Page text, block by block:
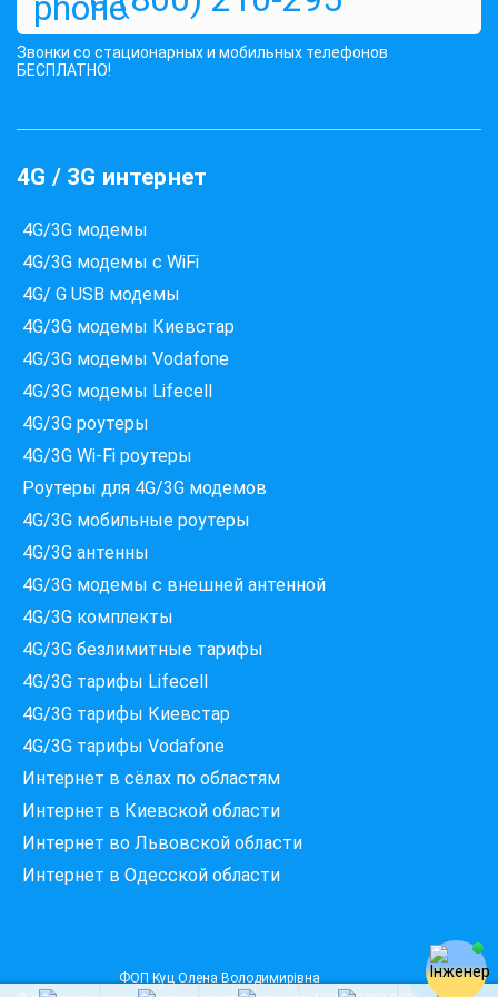
Звонки со стационарных и мобильных телефонов
БЕСПЛАТНО!
4G / 3G интернет
4G/3G модемы
4G/3G модемы с WiFi
4G/ G USB модемы
4G/3G модемы Киевстар
4G/3G модемы Vodafone
4G/3G модемы Lifecell
4G/3G роутеры
4G/3G Wi-Fi роутеры
Роутеры для 4G/3G модемов
4G/3G мобильные роутеры
4G/3G антенны
4G/3G модемы c внешней антенной
4G/3G комплекты
4G/3G безлимитные тарифы
4G/3G тарифы Lifecell
4G/3G тарифы Киевстар
4G/3G тарифы Vodafone
Интернет в сёлах по областям
Интернет в Киевской области
Интернет во Львовской области
Интернет в Одесской области
ФОП Куц Олена Володимирівна
Які провайдери працюють
за вашою адресою?
Перевірте доступність інтернету за 30 секунд
375+ провайдерів в базі
Введіть вашу адресу
Місто, вулиця та номер будинку